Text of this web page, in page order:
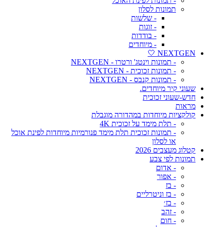
תמונות לסלון
- שלשות
- זוגות
- בודדות
- מיוחדים
NEXTGEN 🤍
- תמונות וינטג' ורטרו - NEXTGEN
- תמונות זכוכית - NEXTGEN
- תמונות קנבס - NEXTGEN
שעוני קיר מיוחדים.
חדש-שעוני זכוכית
מראות
קולקציות מיוחדות במהדורה מוגבלת
- תלת מימד על זכוכית 4K
- תמונות זכוכית תלת מימד פנורמיות מיוחדות לפינת אוכל
או לסלון
קטלוג מעצבים 2026
תמונות לפי צבע
- אדום
- אפור
- בז
- בז וניטרליים
- בז׳
- זהב
- חום